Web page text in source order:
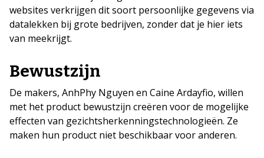
websites verkrijgen dit soort persoonlijke gegevens via
datalekken bij grote bedrijven, zonder dat je hier iets
van meekrijgt.
Bewustzijn
De makers, AnhPhy Nguyen en Caine Ardayfio, willen
met het product bewustzijn creëren voor de mogelijke
effecten van gezichtsherkenningstechnologieën. Ze
maken hun product niet beschikbaar voor anderen.